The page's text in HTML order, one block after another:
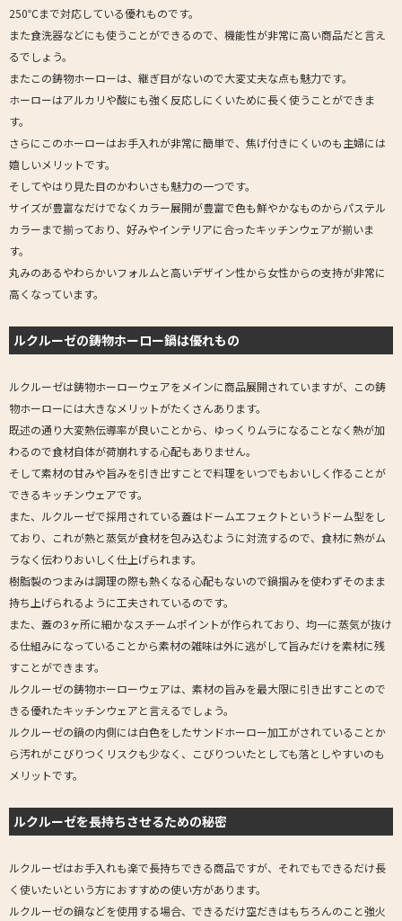
250℃まで対応している優れものです。
また食洗器などにも使うことができるので、機能性が非常に高い商品だと言え
るでしょう。
またこの鋳物ホーローは、継ぎ目がないので大変丈夫な点も魅力です。
ホーローはアルカリや酸にも強く反応しにくいために長く使うことができま
す。
さらにこのホーローはお手入れが非常に簡単で、焦げ付きにくいのも主婦には
嬉しいメリットです。
そしてやはり見た目のかわいさも魅力の一つです。
サイズが豊富なだけでなくカラー展開が豊富で色も鮮やかなものからパステル
カラーまで揃っており、好みやインテリアに合ったキッチンウェアが揃いま
す。
丸みのあるやわらかいフォルムと高いデザイン性から女性からの支持が非常に
高くなっています。
ルクルーゼの鋳物ホーロー鍋は優れもの
ルクルーゼは鋳物ホーローウェアをメインに商品展開されていますが、この鋳
物ホーローには大きなメリットがたくさんあります。
既述の通り大変熱伝導率が良いことから、ゆっくりムラになることなく熱が加
わるので食材自体が荷崩れする心配もありません。
そして素材の甘みや旨みを引き出すことで料理をいつでもおいしく作ることが
できるキッチンウェアです。
また、ルクルーゼで採用されている蓋はドームエフェクトというドーム型をし
ており、これが熱と蒸気が食材を包み込むように対流するので、食材に熱がム
ラなく伝わりおいしく仕上げられます。
樹脂製のつまみは調理の際も熱くなる心配もないので鍋掴みを使わずそのまま
持ち上げられるように工夫されているのです。
また、蓋の3ヶ所に細かなスチームポイントが作られており、均一に蒸気が抜け
る仕組みになっていることから素材の雑味は外に逃がして旨みだけを素材に残
すことができます。
ルクルーゼの鋳物ホーローウェアは、素材の旨みを最大限に引き出すことので
きる優れたキッチンウェアと言えるでしょう。
ルクルーゼの鍋の内側には白色をしたサンドホーロー加工がされていることか
ら汚れがこびりつくリスクも少なく、こびりついたとしても落としやすいのも
メリットです。
ルクルーゼを長持ちさせるための秘密
ルクルーゼはお手入れも楽で長持ちできる商品ですが、それでもできるだけ長
く使いたいという方におすすめの使い方があります。
ルクルーゼの鍋などを使用する場合、できるだけ空だきはもちろんのこと強火